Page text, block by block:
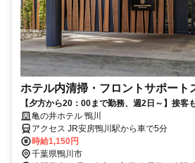
ホテル内清掃・フロントサポート
【夕方から20：00まで勤務、週2日～】接客
ント補助スタッフ募集
亀の井ホテル 鴨川
アクセス JR安房鴨川駅から車で5分
時給1,150円
千葉県鴨川市